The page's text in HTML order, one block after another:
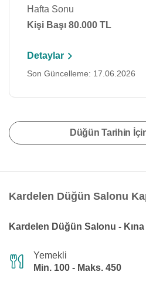
Hafta Sonu
Kişi Başı 80.000 TL
Detaylar
Son Güncelleme: 17.06.2026
Düğün Tarihin
Kardelen Düğün Salonu
Kardelen Düğün Salonu -
Yemekli
Min. 100 - Maks. 450